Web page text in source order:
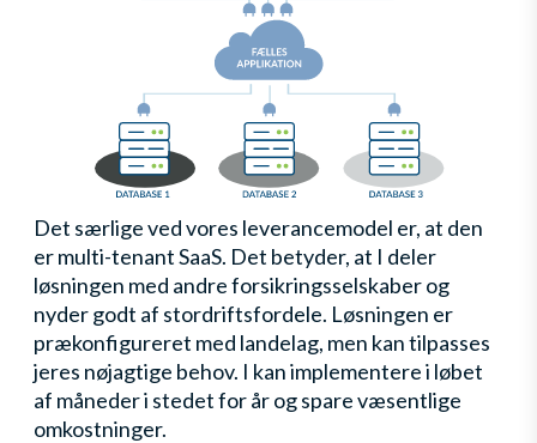
Det særlige ved vores leverancemodel er, at den
er multi-tenant SaaS. Det betyder, at I deler
løsningen med andre forsikringsselskaber og
nyder godt af stordriftsfordele. Løsningen er
prækonfigureret med landelag, men kan tilpasses
jeres nøjagtige behov. I kan implementere i løbet
af måneder i stedet for år og spare væsentlige
omkostninger.